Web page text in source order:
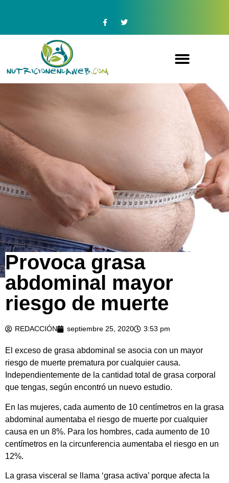
Provoca grasa
abdominal mayor
riesgo de muerte
REDACCIÓN septiembre 25, 2020 3:53 pm
El exceso de grasa abdominal se asocia con un mayor
riesgo de muerte prematura por cualquier causa.
Independientemente de la cantidad total de grasa corporal
que tengas, según encontró un nuevo estudio.
En las mujeres, cada aumento de 10 centímetros en la grasa
abdominal aumentaba el riesgo de muerte por cualquier
causa en un 8%. Para los hombres, cada aumento de 10
centímetros en la circunferencia aumentaba el riesgo en un
12%.
La grasa visceral se llama ‘grasa activa’ porque afecta la